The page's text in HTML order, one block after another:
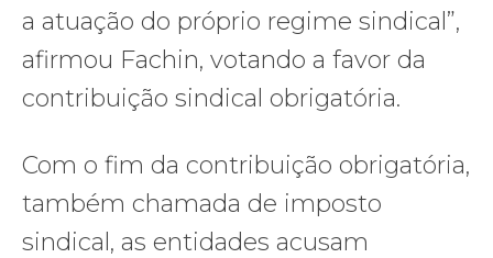
a atuação do próprio regime sindical”,
afirmou Fachin, votando a favor da
contribuição sindical obrigatória.
Com o fim da contribuição obrigatória,
também chamada de imposto
sindical, as entidades acusam